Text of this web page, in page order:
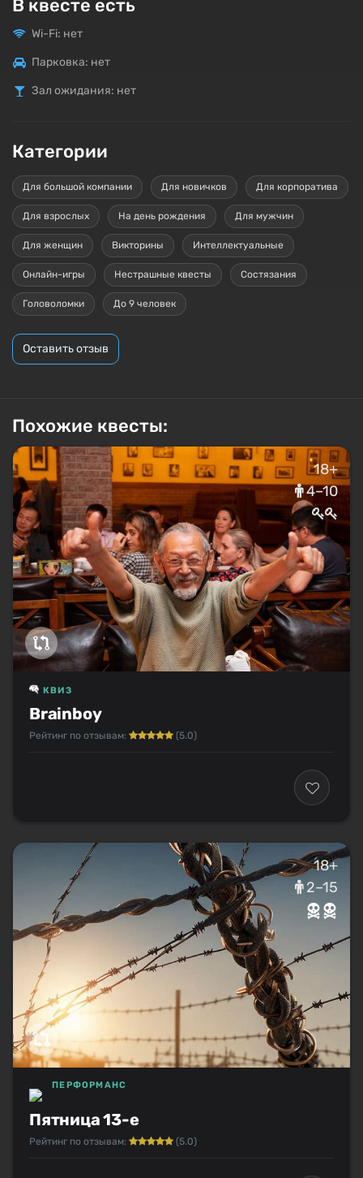
В квесте есть
Wi-Fi: нет
Парковка: нет
Зал ожидания: нет
Категории
Для большой компании Для новичков Для корпоратива
Для взрослых На день рождения Для мужчин
Для женщин Викторины Интеллектуальные
Онлайн-игры Нестрашные квесты Состязания
Головоломки До 9 человек
Оставить отзыв
Похожие квесты:
18+
4–10
Brainboy
КВИЗ
Рейтинг по отзывам: (5.0)
18+
2–15
Пятница 13-е
ПЕРФОРМАНС
Рейтинг по отзывам: (5.0)